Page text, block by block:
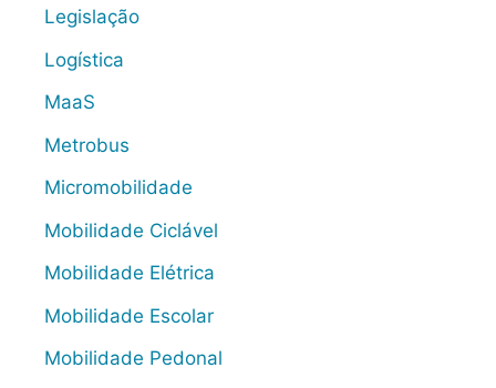
Legislação
Logística
MaaS
Metrobus
Micromobilidade
Mobilidade Ciclável
Mobilidade Elétrica
Mobilidade Escolar
Mobilidade Pedonal